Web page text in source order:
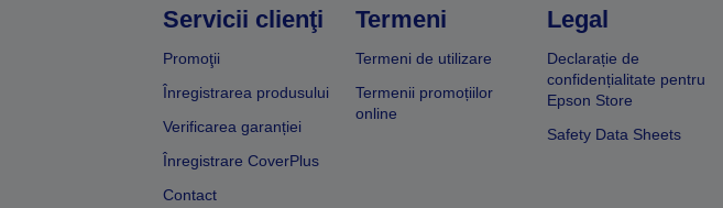
Servicii clienţi
Promoţii
Înregistrarea produsului
Verificarea garanției
Înregistrare CoverPlus
Contact
Termeni
Termeni de utilizare
Termenii promoțiilor
online
Legal
Declarație de
confidențialitate pentru
Epson Store
Safety Data Sheets